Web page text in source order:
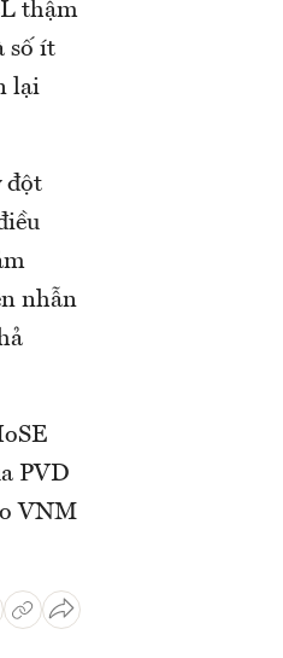
thậm
số ít
lại
đột
nhẫn
PVD
VNM